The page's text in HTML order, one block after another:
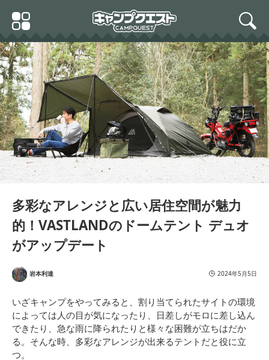
Primary
Menu
search
多彩なアレンジと広い居住空間が魅力
的！VASTLANDのドームテント デュオ
がアップデート
岩本利達 2024年5月5日
いざキャンプをやってみると、割り当てられたサイトの環境
によっては人の目が気になったり、日差しがモロに差し込ん
できたり、急な雨に降られたりと様々な困難が立ちはだか
る。そんな時、多彩なアレンジが出来るテントだと役に立
つ。